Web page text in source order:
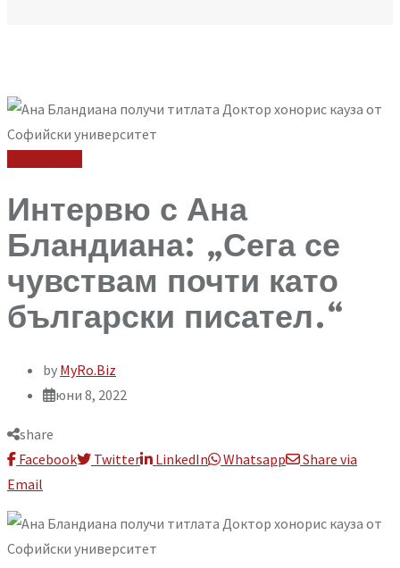
Интервю с Ана
Бландиана: „Сега се
чувствам почти като
български писател.“
by MyRo.Biz
юни 8, 2022
share
Facebook
Twitter LinkedIn Whatsapp
Share via
Email